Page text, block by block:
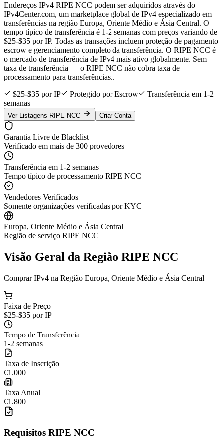
Endereços IPv4 RIPE NCC podem ser adquiridos através do
IPv4Center.com, um marketplace global de IPv4 especializado em
transferências na região Europa, Oriente Médio e Ásia Central. O
tempo típico de transferência é 1-2 semanas com preços variando de
$25-$35 por IP. Todas as transações incluem proteção de pagamento
escrow e gerenciamento completo da transferência. O RIPE NCC é
o mercado de transferência de IPv4 mais ativo globalmente. Sem
taxa de transferência — o RIPE NCC não cobra taxa de
processamento para transferências..
$25-$35 por IP
Protegido por Escrow
Transferência em 1-2
semanas
Ver Listagens RIPE NCC Criar Conta
Garantia Livre de Blacklist
Verificado em mais de 300 provedores
Transferência em 1-2 semanas
Tempo típico de processamento RIPE NCC
Vendedores Verificados
Somente organizações verificadas por KYC
Europa, Oriente Médio e Ásia Central
Região de serviço RIPE NCC
Visão Geral da Região RIPE NCC
Comprar IPv4 na Região Europa, Oriente Médio e Ásia Central
Faixa de Preço
$25-$35 por IP
Tempo de Transferência
1-2 semanas
Taxa de Inscrição
€1.000
Taxa Anual
€1.800
Requisitos RIPE NCC